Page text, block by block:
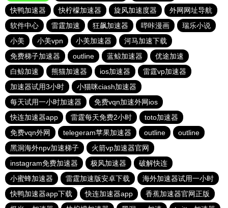
快鸭加速器
快柠檬加速器 旋风加速度器
外网网址导航
软件中心
雷霆加速 狂飙加速器 哔咔漫画
瑞乐小说
小美
小美vpn 小美加速器
河马加速下载
免费梯子加速器
outline 蓝鲸加速器
优途加速
白鲸加速
熊猫加速器 ios加速器
雷霆vp加速器
加速器试用3小时
小猫咪ciash加速器
每天试用一小时加速器
免费vqn加速外网ios
快连加速器app
雷霆每天免费2小时
toto加速器
免费vqn外网
telegeram苹果加速器 outline
outline
黑洞海外npv加速梯子
火箭vp加速器官网
instagram免费加速器
极风加速器
破解快连
小蜜蜂加速器
雷霆加速版安卓下载
海外加速器试用一小时
快鸭加速器app下载
快连加速器app
香蕉加速器官网正版